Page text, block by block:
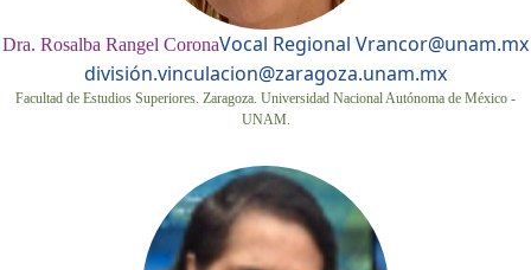
Dra. Rosalba Rangel CoronaVocal Regional Vrancor@unam.mx
división.vinculacion@zaragoza.unam.mx
Facultad de Estudios Superiores. Zaragoza. Universidad Nacional Autónoma de México -
UNAM.